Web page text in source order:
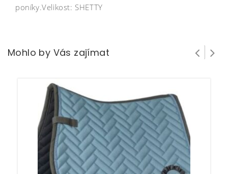
poníky.Velikost: SHETTY
Mohlo by Vás zajímat